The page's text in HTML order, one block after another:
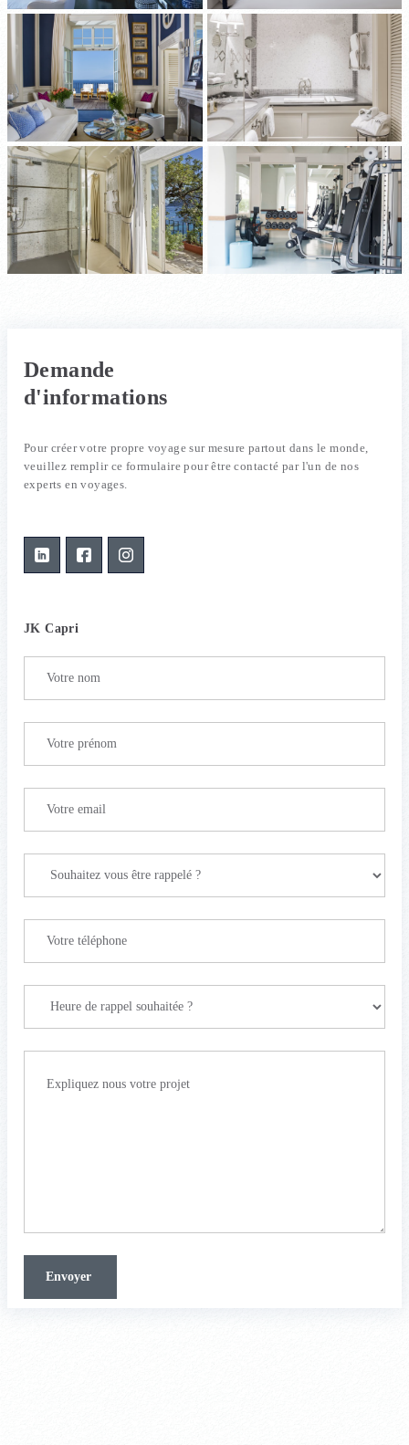
Demande
d'informations
Pour créer votre propre voyage sur mesure partout dans le monde,
veuillez remplir ce formulaire pour être contacté par l'un de nos
experts en voyages.
JK Capri